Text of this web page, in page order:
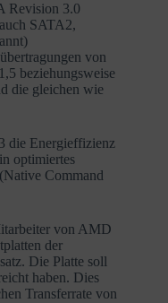
Revision 3.0
SATA2,
von
beziehungsweise
die gleichen wie
die Energieffizienz
optimiertes
Command
von AMD
der
Die Platte soll
haben. Dies
Transferrate von